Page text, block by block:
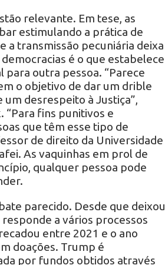
relevante. Em tese, as
estimulando a prática de
a transmissão pecuniária deixa
é o que estabelece
para outra pessoa. “Parece
o objetivo de dar um drible
um desrespeito à Justiça”,
fins punitivos e
que têm esse tipo de
de direito da Universidade
As vaquinhas em prol de
qualquer pessoa pode
parecido. Desde que deixou
a vários processos
entre 2021 e o ano
doações. Trump é
por fundos obtidos através